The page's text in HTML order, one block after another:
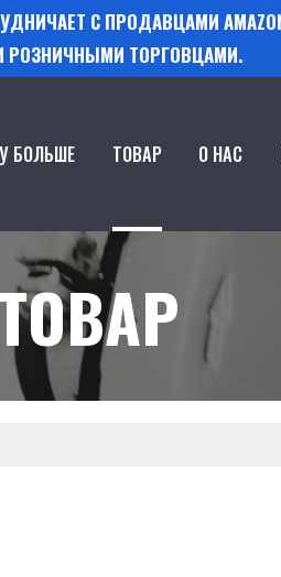
С ПРОДАВЦАМИ
РОЗНИЧНЫМИ ТОРГОВЦАМИ.
БОЛЬШЕ ТОВАР О НАС
ТОВАР